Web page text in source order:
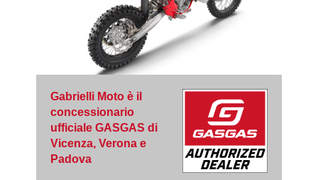
Gabrielli Moto è il
concessionario
ufficiale GASGAS di
Vicenza, Verona e
Padova